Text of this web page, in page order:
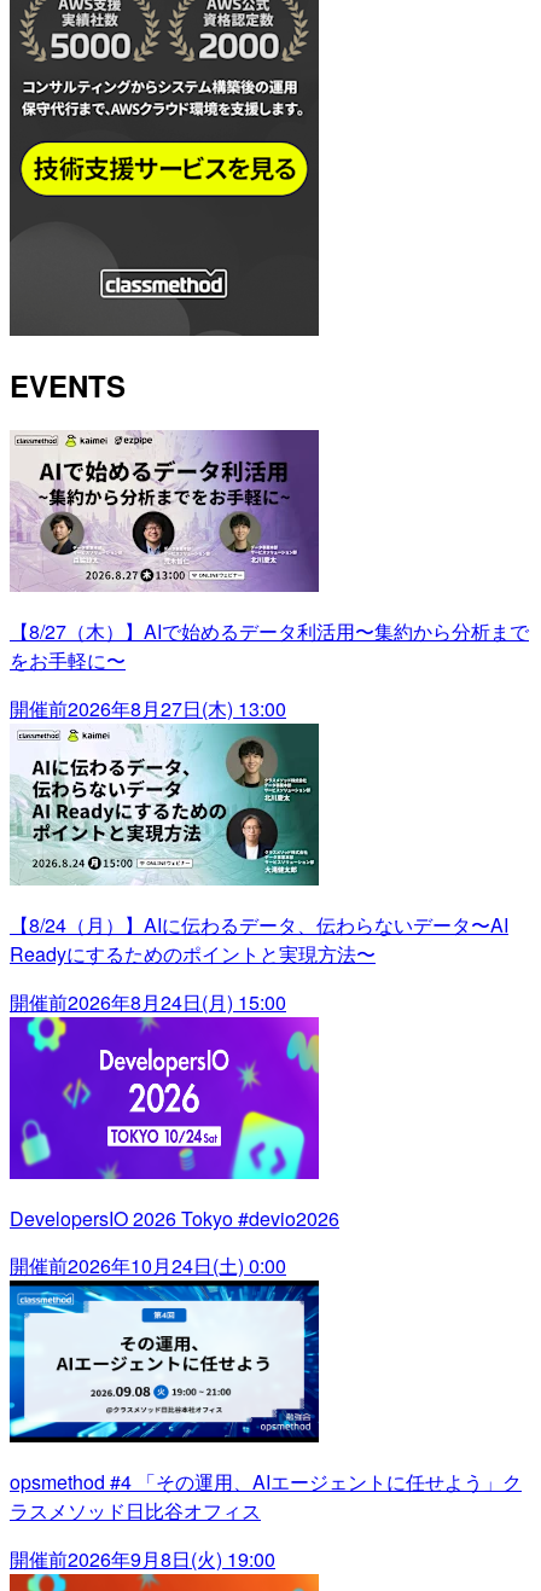
EVENTS
【8/27（木）】AIで始めるデータ利活用〜集約から分析まで
をお手軽に〜
開催前2026年8月27日(木) 13:00
【8/24（月）】AIに伝わるデータ、伝わらないデータ〜AI
Readyにするためのポイントと実現方法〜
開催前2026年8月24日(月) 15:00
DevelopersIO 2026 Tokyo #devio2026
開催前2026年10月24日(土) 0:00
opsmethod #4 「その運用、AIエージェントに任せよう」ク
ラスメソッド日比谷オフィス
開催前2026年9月8日(火) 19:00